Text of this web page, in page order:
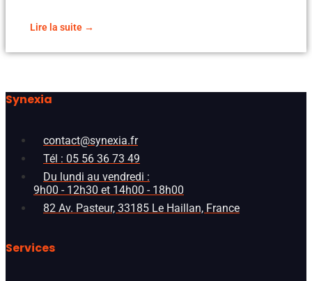
Lire la suite →
Synexia
contact@synexia.fr
Tél : 05 56 36 73 49
Du lundi au vendredi :
9h00 - 12h30 et 14h00 - 18h00
82 Av. Pasteur, 33185 Le Haillan, France
Services